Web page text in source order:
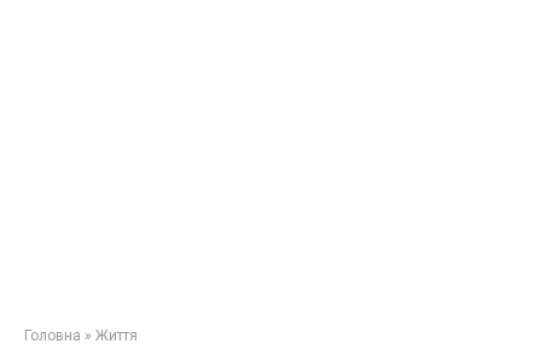
Головна » Життя